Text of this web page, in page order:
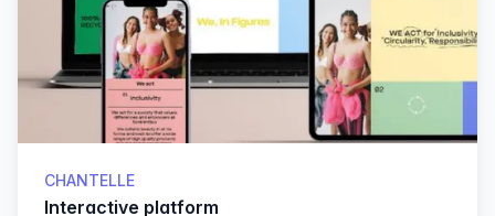
CHANTELLE
Interactive platform